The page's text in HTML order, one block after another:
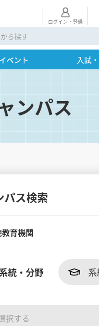
ログイン・登録
ベント 入試
ンパス
パス検索
育機関
系統・分野